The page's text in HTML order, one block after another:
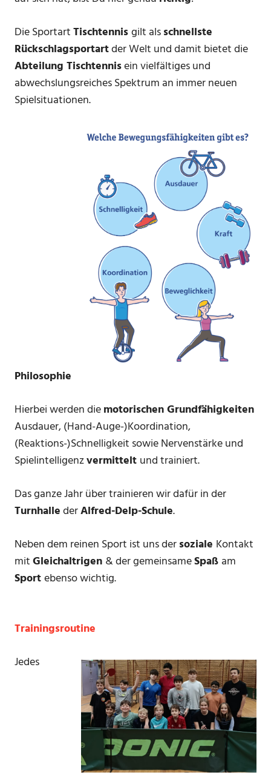
Die SportartTischtennisgilt alsschnellste
Rückschlagsportartder Welt und damit bietet die
Abteilung Tischtennisein vielfältiges und
abwechslungsreiches Spektrum an immer neuen
Spielsituationen.
Philosophie
Hierbei werden diemotorischen Grundfähigkeiten
Ausdauer, (Hand-Auge-)Koordination,
(Reaktions-)Schnelligkeit sowie Nervenstärke und
Spielintelligenzvermittelt und trainiert.
Das ganze Jahr über trainieren wir dafür in der
TurnhallederAlfred-Delp-Schule.
Neben dem reinen Sport ist uns dersoziale Kontakt
mitGleichaltrigen & der gemeinsameSpaß am
Sportebenso wichtig.
Trainingsroutine
Jedes